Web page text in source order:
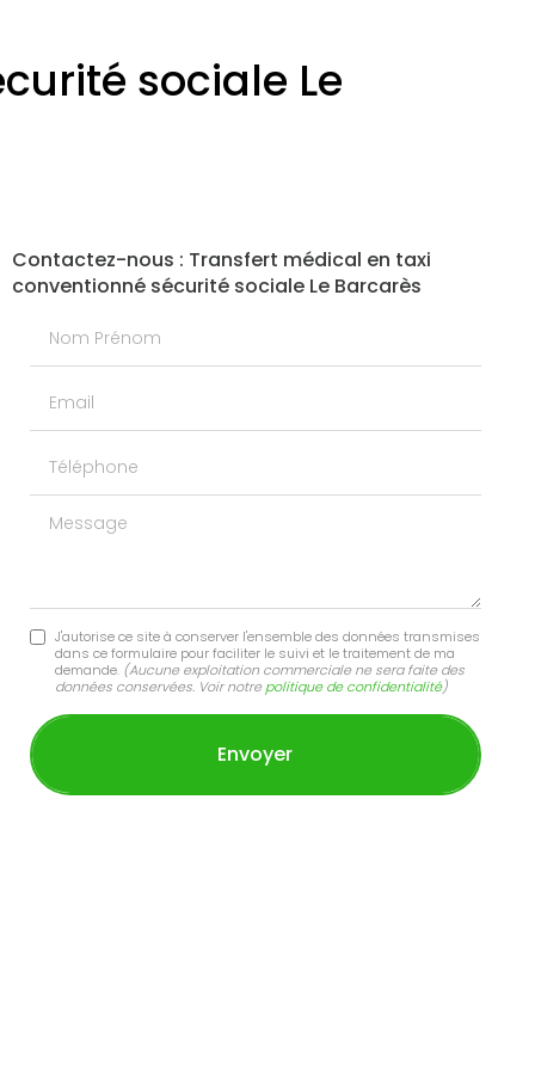
sociale Le
Contactez-nous : Transfert médical en taxi
conventionné sécurité sociale Le Barcarès
Message
J'autorise ce site à conserver l'ensemble des données transmises
dans ce formulaire pour faciliter le suivi et le traitement de ma
demande. (Aucune exploitation commerciale ne sera faite des
données conservées. Voir notre politique de confidentialité)